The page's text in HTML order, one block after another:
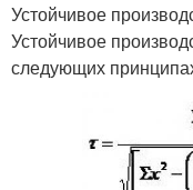
Устойчивое
Устойчивое
следующих